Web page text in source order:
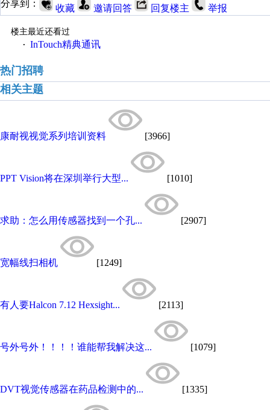
分享到： 收藏 邀请回答 回复楼主 举报
楼主最近还看过
· InTouch精典通讯
热门招聘
相关主题
康耐视视觉系列培训资料 [3966]
PPT Vision将在深圳举行大型... [1010]
求助：怎么用传感器找到一个孔... [2907]
宽幅线扫相机 [1249]
有人要Halcon 7.12 Hexsight... [2113]
号外号外！！！！谁能帮我解决这... [1079]
DVT视觉传感器在药品检测中的... [1335]